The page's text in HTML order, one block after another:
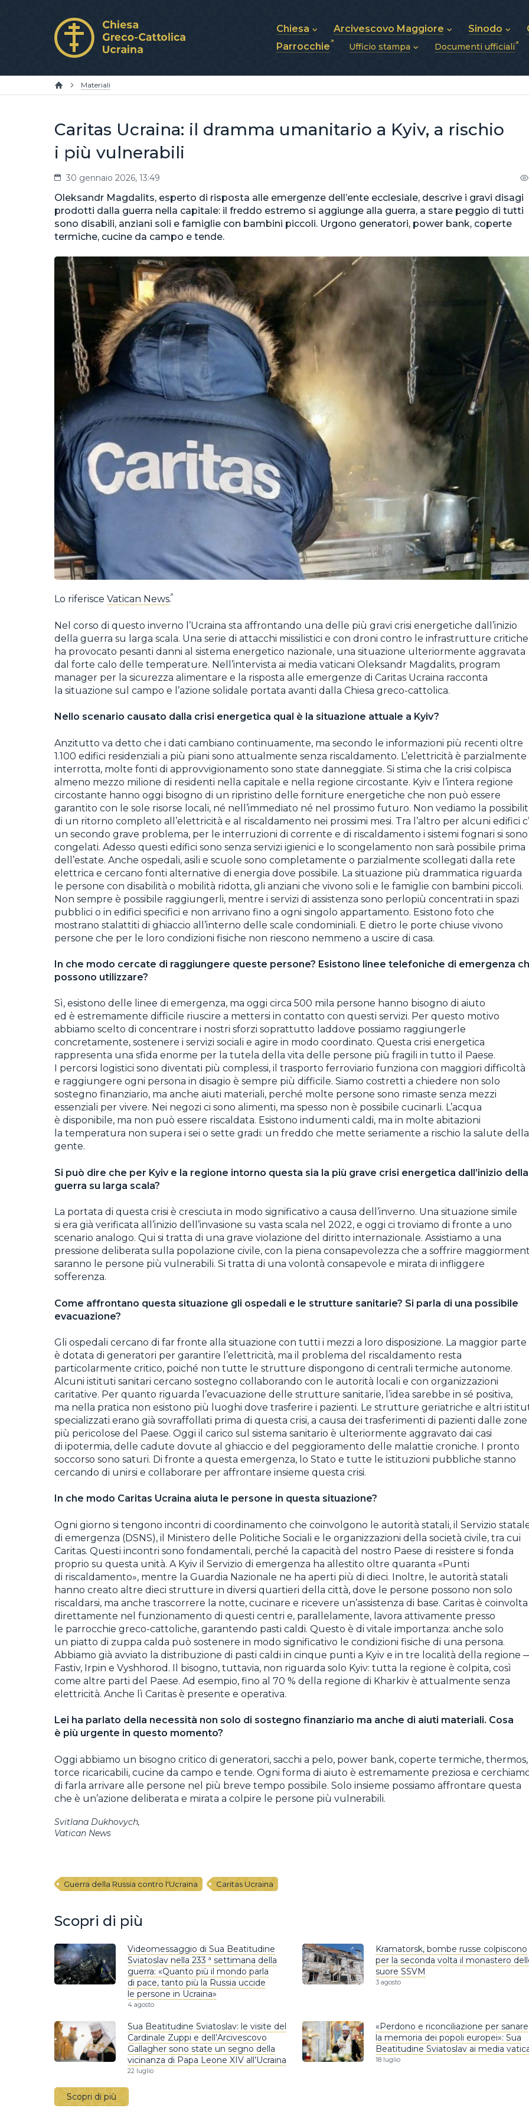
Chiesa
Chi siamo
Struttura della Chiesa
Arcivescovo Maggiore
Sua Beatitudine Sviatoslav
Stemma
Sinodo
Sinodo dei
Parrocchie
Ufficio stampa
Pubblicazioni
Documenti ufficiali
Materiali
Caritas Ucraina: il dramma umanitario a Kyiv, a rischio
i più vulnerabili
30 gennaio 2026, 13:49
Oleksandr Magdalits, esperto di risposta alle emergenze dell’ente ecclesiale, descrive i gravi disagi
prodotti dalla guerra nella capitale: il freddo estremo si aggiunge alla guerra, a stare peggio di tutti
sono disabili, anziani soli e famiglie con bambini piccoli. Urgono generatori, power bank, coperte
termiche, cucine da campo e tende.
Lo riferisce Vatican News.
Nel corso di questo inverno l’Ucraina sta affrontando una delle più gravi crisi energetiche dall’inizio
della guerra su larga scala. Una serie di attacchi missilistici e con droni contro le infrastrutture critiche
ha provocato pesanti danni al sistema energetico nazionale, una situazione ulteriormente aggravata
dal forte calo delle temperature. Nell’intervista ai media vaticani Oleksandr Magdalits, program
manager per la sicurezza alimentare e la risposta alle emergenze di Caritas Ucraina racconta
la situazione sul campo e l’azione solidale portata avanti dalla Chiesa greco-cattolica.
Nello scenario causato dalla crisi energetica qual è la situazione attuale a Kyiv?
Anzitutto va detto che i dati cambiano continuamente, ma secondo le informazioni più recenti oltre
1.100 edifici residenziali a più piani sono attualmente senza riscaldamento. L’elettricità è parzialmente
interrotta, molte fonti di approvvigionamento sono state danneggiate. Si stima che la crisi colpisca
almeno mezzo milione di residenti nella capitale e nella regione circostante. Kyiv e l’intera regione
circostante hanno oggi bisogno di un ripristino delle forniture energetiche che non può essere
garantito con le sole risorse locali, né nell’immediato né nel prossimo futuro. Non vediamo la
di un ritorno completo all’elettricità e al riscaldamento nei prossimi mesi. Tra l’altro per alcuni edifici
un secondo grave problema, per le interruzioni di corrente e di riscaldamento i sistemi fognari si sono
congelati. Adesso questi edifici sono senza servizi igienici e lo scongelamento non sarà possibile prima
dell’estate. Anche ospedali, asili e scuole sono completamente o parzialmente scollegati dalla rete
elettrica e cercano fonti alternative di energia dove possibile. La situazione più drammatica riguarda
le persone con disabilità o mobilità ridotta, gli anziani che vivono soli e le famiglie con bambini piccoli.
Non sempre è possibile raggiungerli, mentre i servizi di assistenza sono perlopiù concentrati in spazi
pubblici o in edifici specifici e non arrivano fino a ogni singolo appartamento. Esistono foto che
mostrano stalattiti di ghiaccio all’interno delle scale condominiali. E dietro le porte chiuse vivono
persone che per le loro condizioni fisiche non riescono nemmeno a uscire di casa.
In che modo cercate di raggiungere queste persone? Esistono linee telefoniche di emergenza
possono utilizzare?
Sì, esistono delle linee di emergenza, ma oggi circa 500 mila persone hanno bisogno di aiuto
ed è estremamente difficile riuscire a mettersi in contatto con questi servizi. Per questo motivo
abbiamo scelto di concentrare i nostri sforzi soprattutto laddove possiamo raggiungerle
concretamente, sostenere i servizi sociali e agire in modo coordinato. Questa crisi energetica
rappresenta una sfida enorme per la tutela della vita delle persone più fragili in tutto il Paese.
I percorsi logistici sono diventati più complessi, il trasporto ferroviario funziona con maggiori difficoltà
e raggiungere ogni persona in disagio è sempre più difficile. Siamo costretti a chiedere non solo
sostegno finanziario, ma anche aiuti materiali, perché molte persone sono rimaste senza mezzi
essenziali per vivere. Nei negozi ci sono alimenti, ma spesso non è possibile cucinarli. L’acqua
è disponibile, ma non può essere riscaldata. Esistono indumenti caldi, ma in molte abitazioni
la temperatura non supera i sei o sette gradi: un freddo che mette seriamente a rischio la salute della
gente.
Si può dire che per Kyiv e la regione intorno questa sia la più grave crisi energetica dall’inizio della
guerra su larga scala?
La portata di questa crisi è cresciuta in modo significativo a causa dell’inverno. Una situazione simile
si era già verificata all’inizio dell’invasione su vasta scala nel 2022, e oggi ci troviamo di fronte a uno
scenario analogo. Qui si tratta di una grave violazione del diritto internazionale. Assistiamo a una
pressione deliberata sulla popolazione civile, con la piena consapevolezza che a soffrire
saranno le persone più vulnerabili. Si tratta di una volontà consapevole e mirata di infliggere
sofferenza.
Come affrontano questa situazione gli ospedali e le strutture sanitarie? Si parla di una possibile
evacuazione?
Gli ospedali cercano di far fronte alla situazione con tutti i mezzi a loro disposizione. La maggior parte
è dotata di generatori per garantire l’elettricità, ma il problema del riscaldamento resta
particolarmente critico, poiché non tutte le strutture dispongono di centrali termiche autonome.
Alcuni istituti sanitari cercano sostegno collaborando con le autorità locali e con organizzazioni
caritative. Per quanto riguarda l’evacuazione delle strutture sanitarie, l’idea sarebbe in sé positiva,
ma nella pratica non esistono più luoghi dove trasferire i pazienti. Le strutture geriatriche e altri
specializzati erano già sovraffollati prima di questa crisi, a causa dei trasferimenti di pazienti dalle zone
più pericolose del Paese. Oggi il carico sul sistema sanitario è ulteriormente aggravato dai casi
di ipotermia, delle cadute dovute al ghiaccio e del peggioramento delle malattie croniche. I pronto
soccorso sono saturi. Di fronte a questa emergenza, lo Stato e tutte le istituzioni pubbliche stanno
cercando di unirsi e collaborare per affrontare insieme questa crisi.
In che modo Caritas Ucraina aiuta le persone in questa situazione?
Ogni giorno si tengono incontri di coordinamento che coinvolgono le autorità statali, il Servizio
di emergenza (DSNS), il Ministero delle Politiche Sociali e le organizzazioni della società civile, tra cui
Caritas. Questi incontri sono fondamentali, perché la capacità del nostro Paese di resistere si fonda
proprio su questa unità. A Kyiv il Servizio di emergenza ha allestito oltre quaranta «Punti
di riscaldamento», mentre la Guardia Nazionale ne ha aperti più di dieci. Inoltre, le autorità statali
hanno creato altre dieci strutture in diversi quartieri della città, dove le persone possono non solo
riscaldarsi, ma anche trascorrere la notte, cucinare e ricevere un’assistenza di base. Caritas è coinvolta
direttamente nel funzionamento di questi centri e, parallelamente, lavora attivamente presso
le parrocchie greco-cattoliche, garantendo pasti caldi. Questo è di vitale importanza: anche solo
un piatto di zuppa calda può sostenere in modo significativo le condizioni fisiche di una persona.
Abbiamo già avviato la distribuzione di pasti caldi in cinque punti a Kyiv e in tre località della regione
Fastiv, Irpin e Vyshhorod. Il bisogno, tuttavia, non riguarda solo Kyiv: tutta la regione è colpita, così
come altre parti del Paese. Ad esempio, fino al 70 % della regione di Kharkiv è attualmente senza
elettricità. Anche lì Caritas è presente e operativa.
Lei ha parlato della necessità non solo di sostegno finanziario ma anche di aiuti materiali. Cosa
è più urgente in questo momento?
Oggi abbiamo un bisogno critico di generatori, sacchi a pelo, power bank, coperte termiche, thermos,
torce ricaricabili, cucine da campo e tende. Ogni forma di aiuto è estremamente preziosa e
di farla arrivare alle persone nel più breve tempo possibile. Solo insieme possiamo affrontare questa
che è un’azione deliberata e mirata a colpire le persone più vulnerabili.
Svitlana Dukhovych,
Vatican News
Guerra della Russia contro l'Ucraina Caritas Ucraina
Scopri di più
Videomessaggio di Sua Beatitudine
Sviatoslav nella 233 ª settimana della
guerra: «Quanto più il mondo parla
di pace, tanto più la Russia uccide
le persone in Ucraina»
4 agosto
Kramatorsk, bombe russe colpiscono
per la seconda volta il monastero
suore SSVM
3 agosto
Sua Beatitudine Sviatoslav: le visite del
Cardinale Zuppi e dell’Arcivescovo
Gallagher sono state un segno della
vicinanza di Papa Leone XIV all’Ucraina
22 luglio
«Perdono e riconciliazione per sanare
la memoria dei popoli europei»: Sua
Beatitudine Sviatoslav ai media
18 luglio
Scopri di più